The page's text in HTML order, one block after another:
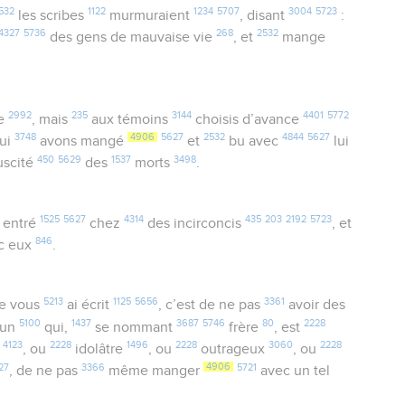
les scribes 1122murmuraient 1234 5707 , disant 3004 5723:
5736 des gens de mauvaise vie268, et2532 mange
2992, mais 235aux témoins 3144choisis d’avance 4401 5772
3748 avons mangé 4906 5627 et2532 bu avec4844 5627 lui
450 5629 des 1537 morts3498.
1525 5627 chez 4314des incirconcis 435 203 2192 5723, et
eux846.
vous 5213ai écrit 1125 5656, c’est de ne pas 3361 avoir des
5100 qui, 1437 se nommant3687 5746 frère80 , est2228
4123, ou2228 idolâtre 1496, ou2228 outrageux3060, ou2228
, de ne pas3366 même manger 4906 5721 avec un tel